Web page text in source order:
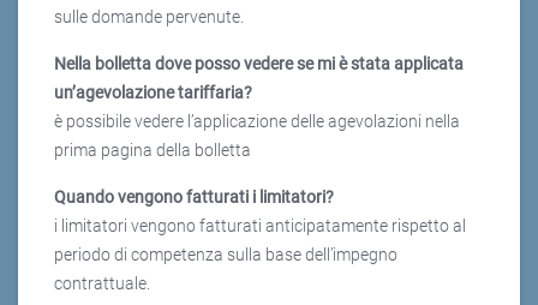
sulle domande pervenute.
Nella bolletta dove posso vedere se mi è stata applicata
un’agevolazione tariffaria?
è possibile vedere l’applicazione delle agevolazioni nella
prima pagina della bolletta
Quando vengono fatturati i limitatori?
i limitatori vengono fatturati anticipatamente rispetto al
periodo di competenza sulla base dell’impegno
contrattuale.